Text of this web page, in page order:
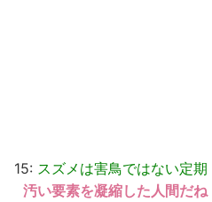
15: スズメは害鳥ではない定期
汚い要素を凝縮した人間だね